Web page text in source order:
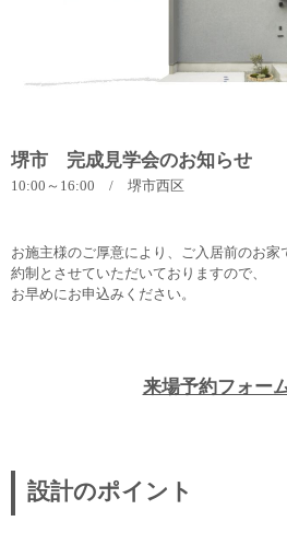
堺市 完成見学会のお知らせ
10:00～16:00 / 堺市西区
お施主様のご厚意により、ご入居前のお
約制とさせていただいておりますので、
お早めにお申込みください。
来場予約フォ
設計のポイント